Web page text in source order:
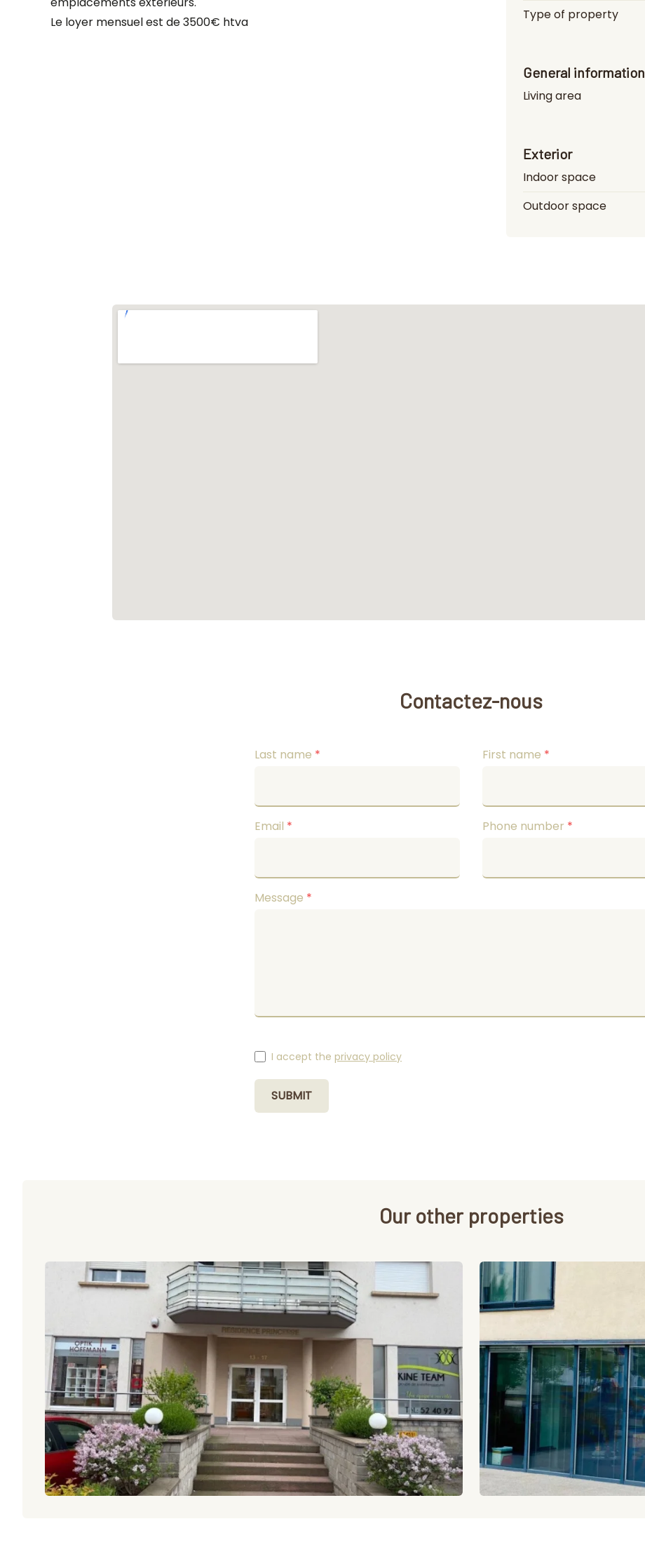
Le loyer mensuel est de 3500€ htva
Type of property
General information
Living area
Exterior
Indoor space
Outdoor space
Contactez-nous
Last name * First name *
Email * Phone number *
Message *
I accept the privacy policy
SUBMIT
Our other properties